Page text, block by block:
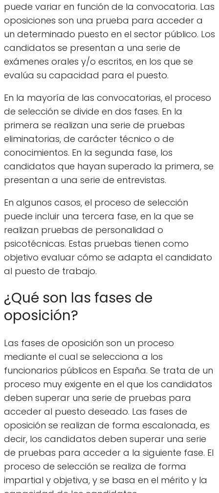
puede variar en función de la convocatoria. Las
oposiciones son una prueba para acceder a
un determinado puesto en el sector público. Los
candidatos se presentan a una serie de
exámenes orales y/o escritos, en los que se
evalúa su capacidad para el puesto.
En la mayoría de las convocatorias, el proceso
de selección se divide en dos fases. En la
primera se realizan una serie de pruebas
eliminatorias, de carácter técnico o de
conocimientos. En la segunda fase, los
candidatos que hayan superado la primera, se
presentan a una serie de entrevistas.
En algunos casos, el proceso de selección
puede incluir una tercera fase, en la que se
realizan pruebas de personalidad o
psicotécnicas. Estas pruebas tienen como
objetivo evaluar cómo se adapta el candidato
al puesto de trabajo.
¿Qué son las fases de
oposición?
Las fases de oposición son un proceso
mediante el cual se selecciona a los
funcionarios públicos en España. Se trata de un
proceso muy exigente en el que los candidatos
deben superar una serie de pruebas para
acceder al puesto deseado. Las fases de
oposición se realizan de forma escalonada, es
decir, los candidatos deben superar una serie
de pruebas para acceder a la siguiente fase. El
proceso de selección se realiza de forma
impartial y objetiva, y se basa en el mérito y la